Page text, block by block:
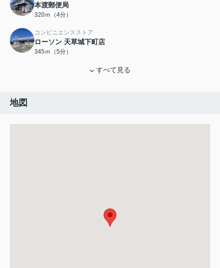
本渡郵便局
320ｍ（4分）
コンビニエンスストア
ローソン 天草城下町店
345ｍ（5分）
すべて見る
地図